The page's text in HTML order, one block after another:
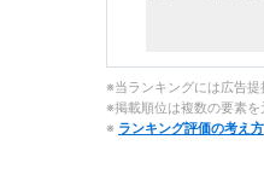
※当ランキングには広告提
※掲載順位は複数の要素を
※ ランキング評価の考え方